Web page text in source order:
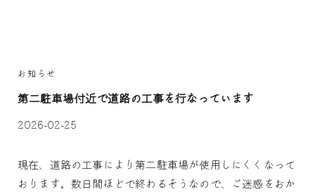
お知らせ
第二駐車場付近で道路の工事を行なっています
2026-02-25
現在、道路の工事により第二駐車場が使用しにくくなって
おります。数日間ほどで終わるそうなので、ご迷惑をおか